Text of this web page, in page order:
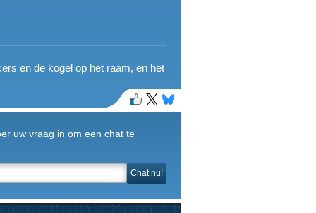
en de kogel op het raam, en het
uw vraag in om een chat te
Chat nu!